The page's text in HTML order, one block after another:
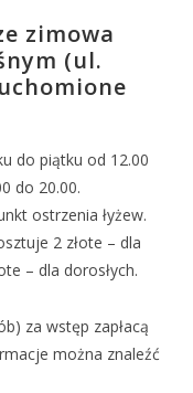
zimowa
(ul.
do piątku od 12.00
do 20.00.
ostrzenia łyżew.
2 złote – dla
– dla dorosłych.
za wstęp zapłacą
można znaleźć